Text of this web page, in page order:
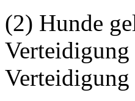
(2) Hunde
Verteidigung